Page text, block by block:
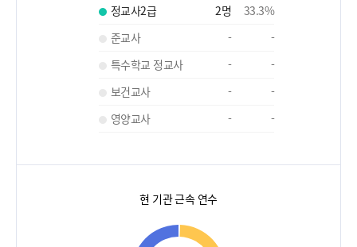
정교사2급
2명 33.3%
준교사
-
-
특수학교 정교사
-
-
보건교사
-
-
영양교사
- -
현 기관 근속 연수